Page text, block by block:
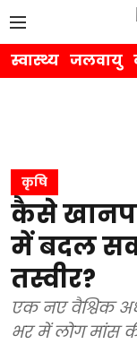
स्वास्थ्य जलवायु
कृषि
कैसे
में बदल
तस्वीर?
एक नए वैश्विक
भर में लोग मांस